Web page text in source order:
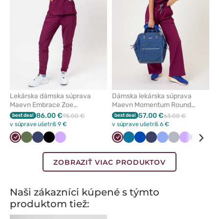
Lekárska dámska súprava
Maevn Embrace Zoe
čerešňová červená
best deal 86.00 €95.00 €
v súprave ušetríš 9 €
Čerešňová
OlivkováNámornícky
ČiernaLevandulová
Dámska lekárska súprava
Maevn Momentum Round
čerešňová
best deal 57.00 €63.00 €
v súprave ušetríš 6 €
Čerešňová
KaribskáKrálovska
Námornícky
KlasickaŠedá
ZOBRAZIŤ VIAC PRODUKTOV
Naši zákazníci kúpené s týmto
produktom tiež: